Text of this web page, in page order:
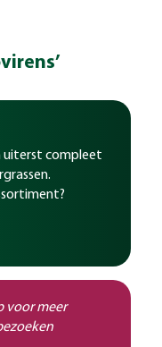
uiterst compleet
voor meer